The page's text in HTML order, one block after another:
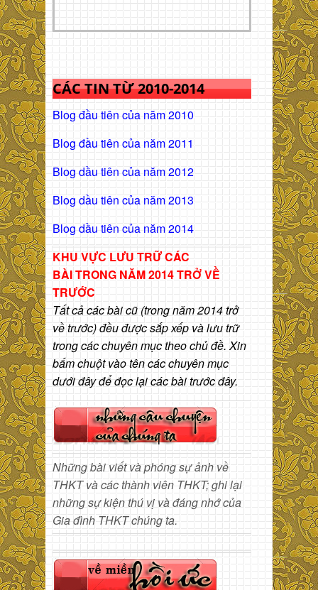
CÁC TIN TỪ 2010-2014
Blog đầu tiên của năm 2010
Blog đầu tiên của năm 2011
Blog dầu tiên của năm 2012
Blog dầu tiên của năm 2013
Blog dầu tiên của năm 2014
KHU VỰC LƯU TRỮ CÁC
BÀITRONG NĂM 2014 TRỞ VỀ
TRƯỚC
Tất cả các bài cũ (trong năm 2014 trở
về trước) đều được sắp xếp và lưu trữ
trong các chuyên mục theo chủ đề. Xin
bấm chuột vào tên các chuyên mục
dưới đây để đọc lại các bài trước đây.
Những bài viết và phóng sự ảnh về
THKT và các thành viên THKT; ghi lại
những sự kiện thú vị và đáng nhớ của
Gia đình THKT chúng ta.